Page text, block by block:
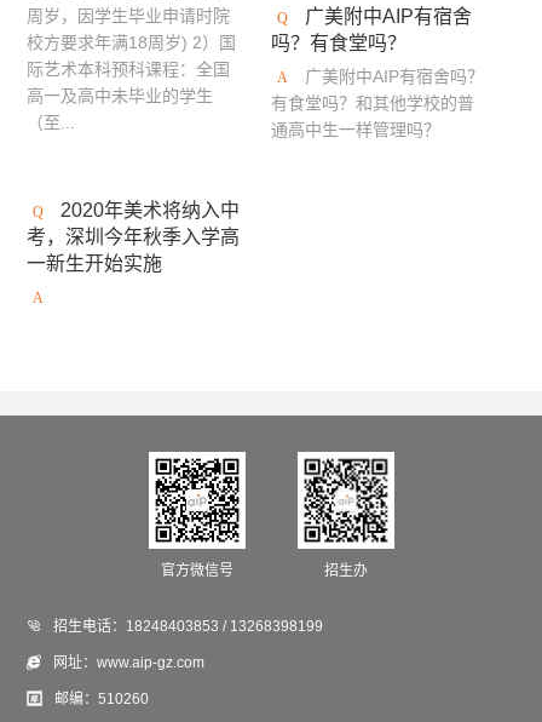
英国布莱顿大学 艾米丽卡尔艺术与设计大学
英国邓迪大学 京都艺术大学 罗切斯特理工学院
英国密德萨斯大学
美国缅因艺术学院
成安造形大学 中央圣马丁艺术与设计学院
澳门城市大学 法国高布兰学院
冲绳县立艺术大学
周岁，因学生毕业申请时院
校方要求年满18周岁) 2）国
际艺术本科预科课程：全国
高一及高中未毕业的学生
（至...
广美附中AIP有宿舍
吗？有食堂吗？
广美附中AIP有宿舍吗？
有食堂吗？和其他学校的普
通高中生一样管理吗？
2020年美术将纳入中
考，深圳今年秋季入学高
一新生开始实施
官方微信号 招生办
 招生电话： 18248403853 / 13268398199
 网址：www.aip-gz.com
 邮编：510260